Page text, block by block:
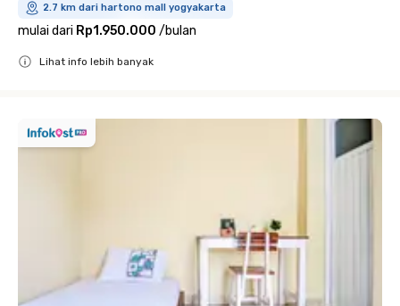
2.7 km dari hartono mall yogyakarta
mulai dari Rp1.950.000 /bulan
Lihat info lebih banyak